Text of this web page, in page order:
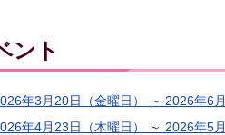
ント
年3月20日（金曜日） ～ 2026年6
年4月23日（木曜日） ～ 2026年5